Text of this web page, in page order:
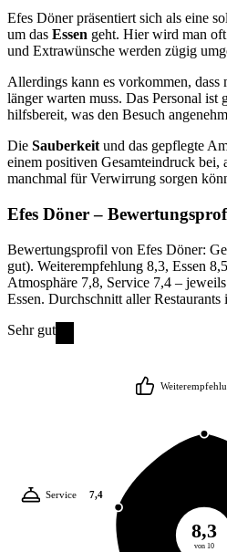
Efes Döner präsentiert sich als eine
um das Essen geht. Hier wird man
und Extrawünsche werden zügig
Allerdings kann es vorkommen, dass
länger warten muss. Das Personal ist
hilfsbereit, was den Besuch
Die Sauberkeit und das gepflegte
einem positiven Gesamteindruck bei,
manchmal für Verwirrung sorgen
Efes Döner–
Bewertungsprofil von Efes Döner:
gut). Weiterempfehlung 8,3, Essen
Atmosphäre 7,8, Service 7,4 –
Essen. Durchschnitt aller
Sehr gut
8,3
von 10
Service 7,4